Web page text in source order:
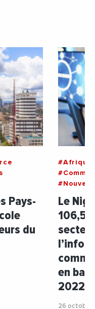
Pays-
du
#Afrique
Le
106,5
en
2022
26 octobre